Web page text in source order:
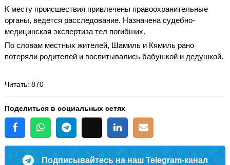
К месту происшествия привлечены правоохранительные
органы, ведется расследование. Назначена судебно-
медицинская экспертиза тел погибших.
По словам местных жителей, Шамиль и Кямиль рано
потеряли родителей и воспитывались бабушкой и дедушкой.
Читать: 870
Поделиться в социальных сетях
Подписывайтесь на наш Telegram-канал